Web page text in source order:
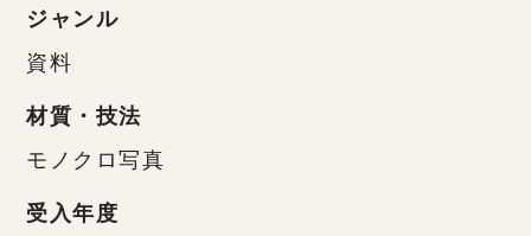
ジャンル
資料
材質・技法
モノクロ写真
受入年度